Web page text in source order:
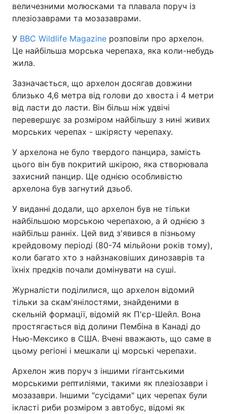
величезними молюсками та плавала поруч із
плезіозаврами та мозазаврами.
У BBC Wildlife Magazine розповіли про архелон.
Це найбільша морська черепаха, яка коли-небудь
жила.
Зазначається, що архелон досягав довжини
близько 4,6 метра від голови до хвоста і 4 метри
від ласти до ласти. Він більш ніж удвічі
перевершує за розміром найбільшу з нині живих
морських черепах - шкірясту черепаху.
У архелона не було твердого панцира, замість
цього він був покритий шкірою, яка створювала
захисний панцир. Ще однією особливістю
архелона був загнутий дзьоб.
У виданні додали, що архелон був не тільки
найбільшою морською черепахою, а й однією з
найбільш ранніх. Цей вид з'явився в пізньому
крейдовому періоді (80-74 мільйони років тому),
коли багато хто з найзнаковіших динозаврів та
їхніх предків почали домінувати на суші.
Журналісти поділилися, що архелон відомий
тільки за скам'янілостями, знайденими в
скельній формації, відомій як П'єр-Шейл. Вона
простягається від долини Пембіна в Канаді до
Нью-Мексико в США. Вчені вважають, що саме в
цьому регіоні і мешкали ці морські черепахи.
Архелон жив поруч з іншими гігантськими
морськими рептиліями, такими як плезіозаври і
мозазаври. Іншими "сусідами" цих черепах були
ікласті риби розміром з автобус, відомі як